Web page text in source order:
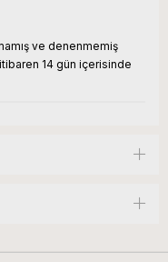
ve denenmemiş
14 gün içerisinde